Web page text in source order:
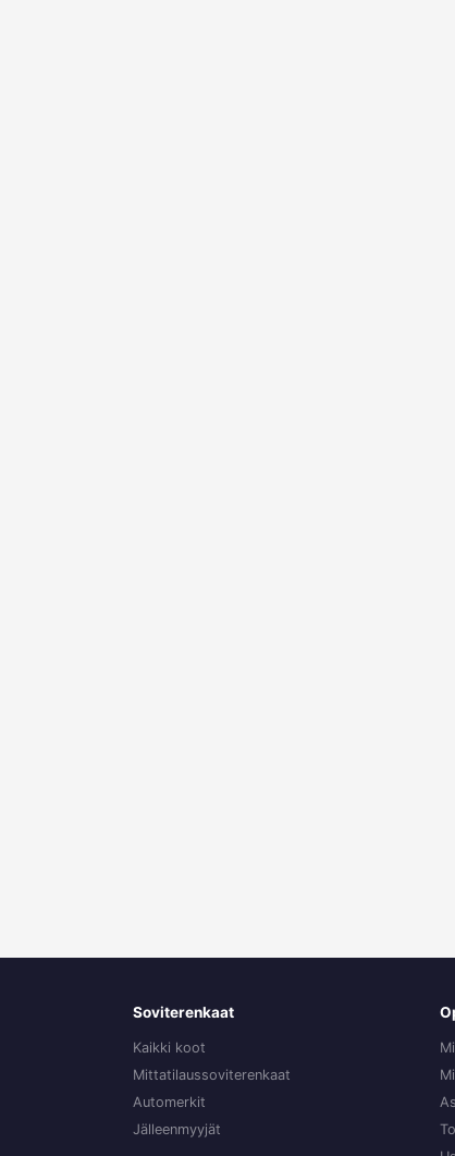
Soviterenkaat
Kaikki koot
Mittatilaussoviterenkaat
Automerkit
Jälleenmyyjät